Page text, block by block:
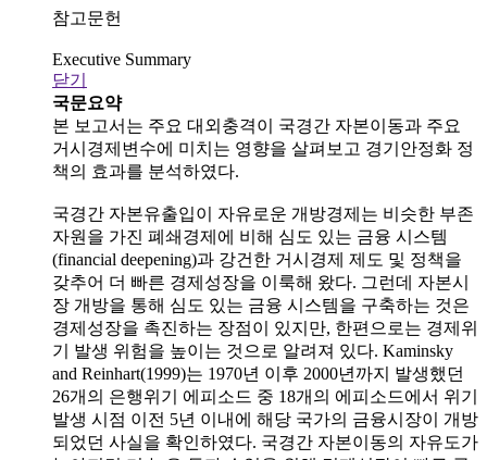
참고문헌
Executive Summary
닫기
국문요약
본 보고서는 주요 대외충격이 국경간 자본이동과 주요
거시경제변수에 미치는 영향을 살펴보고 경기안정화 정
책의 효과를 분석하였다.
국경간 자본유출입이 자유로운 개방경제는 비슷한 부존
자원을 가진 폐쇄경제에 비해 심도 있는 금융 시스템
(financial deepening)과 강건한 거시경제 제도 및 정책을
갖추어 더 빠른 경제성장을 이룩해 왔다. 그런데 자본시
장 개방을 통해 심도 있는 금융 시스템을 구축하는 것은
경제성장을 촉진하는 장점이 있지만, 한편으로는 경제위
기 발생 위험을 높이는 것으로 알려져 있다. Kaminsky
and Reinhart(1999)는 1970년 이후 2000년까지 발생했던
26개의 은행위기 에피소드 중 18개의 에피소드에서 위기
발생 시점 이전 5년 이내에 해당 국가의 금융시장이 개방
되었던 사실을 확인하였다. 국경간 자본이동의 자유도가